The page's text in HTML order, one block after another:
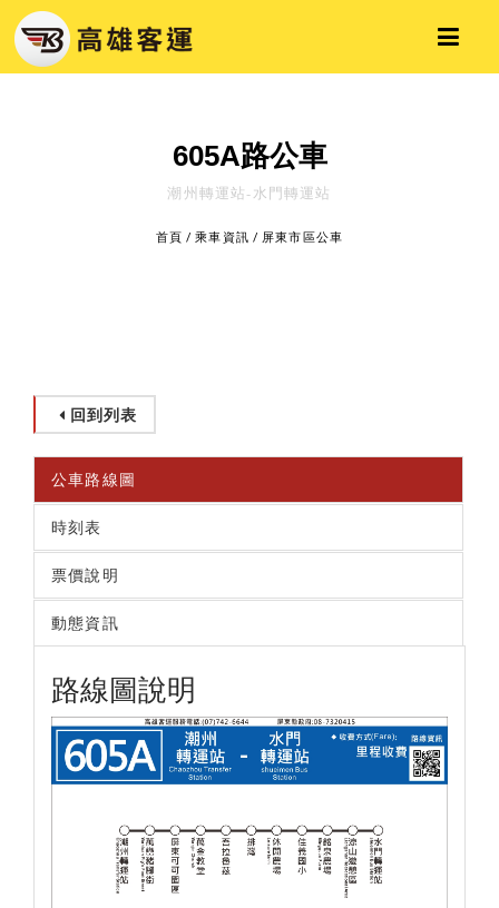
605A路公車
潮州轉運站-水門轉運站
首頁 /乘車資訊 / 屏東市區公車
回到列表
公車路線圖
時刻表
票價說明
動態資訊
路線圖說明